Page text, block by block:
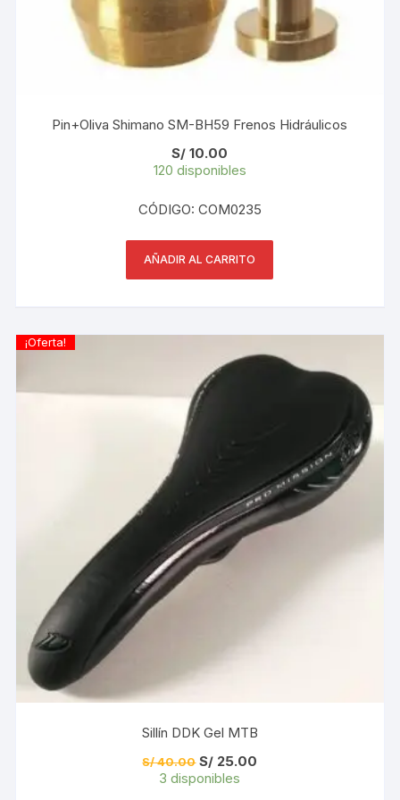
Pin+Oliva Shimano SM-BH59 Frenos Hidráulicos
S/ 10.00
120 disponibles
CÓDIGO: COM0235
AÑADIR AL CARRITO
¡Oferta!
Sillín DDK Gel MTB
S/40.00 El
precio
original
S/ 25.00
3 disponibles